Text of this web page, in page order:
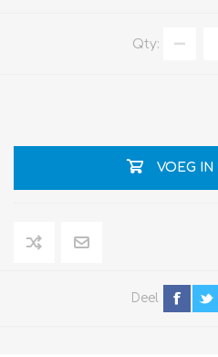
Qty:
VOEG
Deel